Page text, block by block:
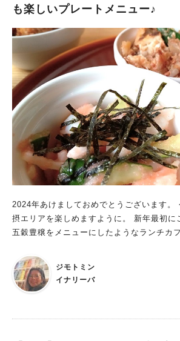
も楽しいプレートメニュー♪
2024年あけましておめでとうございます。
摂エリアを楽しめますように。 新年最初にご紹介するお店は、
五穀豊穣をメニューにしたようなランチカ
ジモトミン
イナリーバ